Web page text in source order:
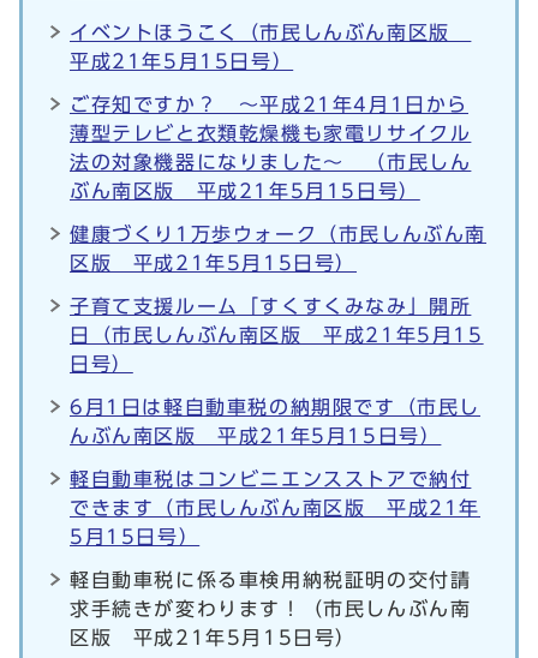
イベントほうこく（市民しんぶん南区版
平成21年5月15日号）
ご存知ですか？ ～平成21年4月1日から
薄型テレビと衣類乾燥機も家電リサイクル
法の対象機器になりました～ （市民しん
ぶん南区版 平成21年5月15日号）
健康づくり1万歩ウォーク（市民しんぶん南
区版 平成21年5月15日号）
子育て支援ルーム「すくすくみなみ」開所
日（市民しんぶん南区版 平成21年5月15
日号）
6月1日は軽自動車税の納期限です（市民し
んぶん南区版 平成21年5月15日号）
軽自動車税はコンビニエンスストアで納付
できます（市民しんぶん南区版 平成21年
5月15日号）
軽自動車税に係る車検用納税証明の交付請
求手続きが変わります！（市民しんぶん南
区版 平成21年5月15日号）